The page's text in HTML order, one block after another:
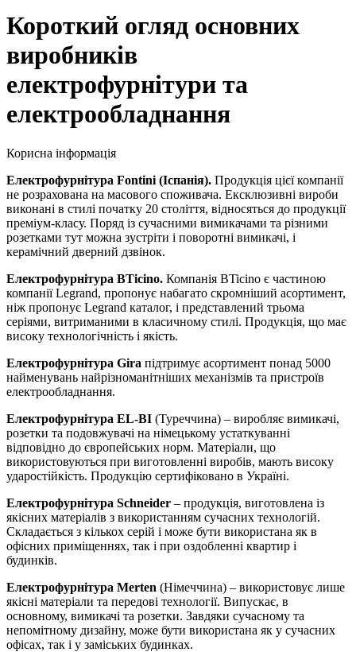
Короткий огляд основних
виробників
електрофурнітури та
електрообладнання
Корисна інформація
Електрофурнітура Fontini (Іспанія). Продукція цієї компанії
не розрахована на масового споживача. Ексклюзивні вироби
виконані в стилі початку 20 століття, відносяться до продукції
преміум-класу. Поряд із сучасними вимикачами та різними
розетками тут можна зустріти і поворотні вимикачі, і
керамічний дверний дзвінок.
Електрофурнітура BTicino. Компанія BTicino є частиною
компанії Legrand, пропонує набагато скромніший асортимент,
ніж пропонує Legrand каталог, і представлений трьома
серіями, витриманими в класичному стилі. Продукція, що має
високу технологічність і якість.
Електрофурнітура Gira підтримує асортимент понад 5000
найменувань найрізноманітніших механізмів та пристроїв
електрообладнання.
Електрофурнітура EL-BI (Туреччина) – виробляє вимикачі,
розетки та подовжувачі на німецькому устаткуванні
відповідно до європейських норм. Матеріали, що
використовуються при виготовленні виробів, мають високу
ударостійкість. Продукцію сертифіковано в Україні.
Електрофурнітура Schneider – продукція, виготовлена із
якісних матеріалів з використанням сучасних технологій.
Складається з кількох серій і може бути використана як в
офісних приміщеннях, так і при оздобленні квартир і
будинків.
Електрофурнітура Merten (Німеччина) – використовує лише
якісні матеріали та передові технології. Випускає, в
основному, вимикачі та розетки. Завдяки сучасному та
непомітному дизайну, може бути використана як у сучасних
офісах, так і у заміських будинках.